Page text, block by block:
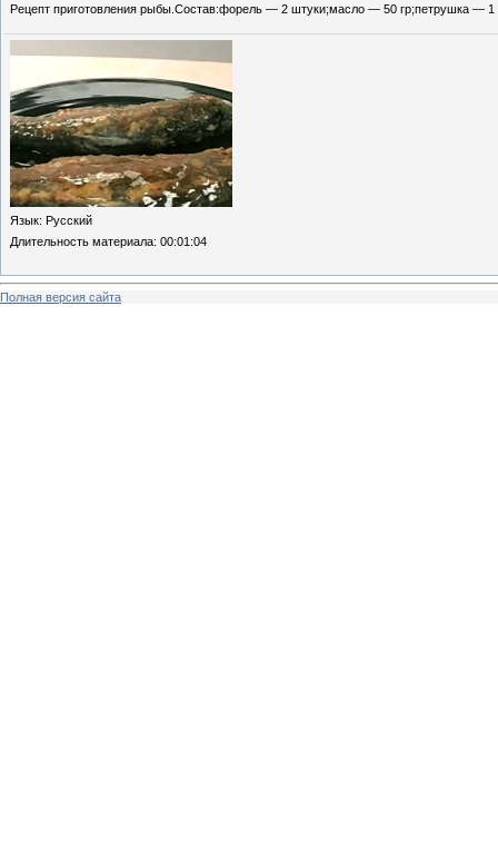
Рецепт приготовления рыбы.Состав:форель — 2 штуки;масло — 50 гр;петрушка —
Язык: Русский
Длительность материала: 00:01:04
Полная версия сайта